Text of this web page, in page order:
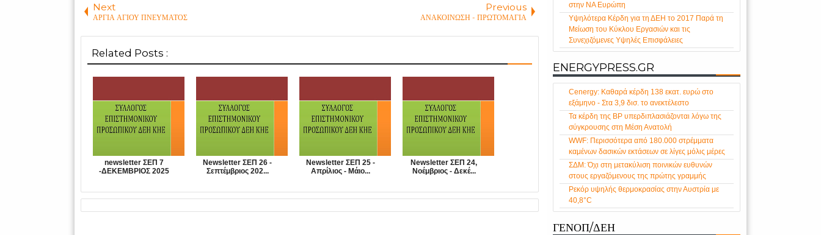
Next
ΑΡΓΙΑ ΑΓΙΟΥ ΠΝΕΥΜΑΤΟΣ
Previous
ΑΝΑΚΟΙΝΩΣΗ - ΠΡΩΤΟΜΑΓΙΑ
Related Posts :
newsletter ΣΕΠ 7
-ΔΕΚΕΜΒΡΙΟΣ 2025
Newsletter ΣΕΠ 26 -
Σεπτέμβριος 202...
Newsletter ΣΕΠ 25 -
Απρίλιος - Μάιο...
Newsletter ΣΕΠ 24,
Νοέμβριος - Δεκέ...
στην ΝΑ Ευρώπη
Υψηλότερα Κέρδη για τη ΔΕΗ το 2017 Παρά τη
Μείωση του Κύκλου Εργασιών και τις
Συνεχιζόμενες Υψηλές Επισφάλειες
ENERGYPRESS.GR
Cenergy: Καθαρά κέρδη 138 εκατ. ευρώ στο
εξάμηνο - Στα 3,9 δισ. το ανεκτέλεστο
Τα κέρδη της BP υπερδιπλασιάζονται λόγω της
σύγκρουσης στη Μέση Ανατολή
WWF: Περισσότερα από 180.000 στρέμματα
καμένων δασικών εκτάσεων σε λίγες μόλις μέρες
ΣΔΜ: Όχι στη μετακύλιση ποινικών ευθυνών
στους εργαζόμενους της πρώτης γραμμής
Ρεκόρ υψηλής θερμοκρασίας στην Αυστρία με
40,8°C
ΓΕΝΟΠ/ΔΕΗ